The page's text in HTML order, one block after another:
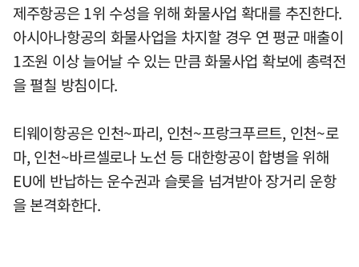
제주항공은 1위 수성을 위해 화물사업 확대를 추진한다.
아시아나항공의 화물사업을 차지할 경우 연 평균 매출이
1조원 이상 늘어날 수 있는 만큼 화물사업 확보에 총력전
을 펼칠 방침이다.
티웨이항공은 인천~파리, 인천~프랑크푸르트, 인천~로
마, 인천~바르셀로나 노선 등 대한항공이 합병을 위해
EU에 반납하는 운수권과 슬롯을 넘겨받아 장거리 운항
을 본격화한다.